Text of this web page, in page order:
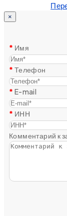
×
Имя
Телефон
E-mail
ИНН
Комментарий к